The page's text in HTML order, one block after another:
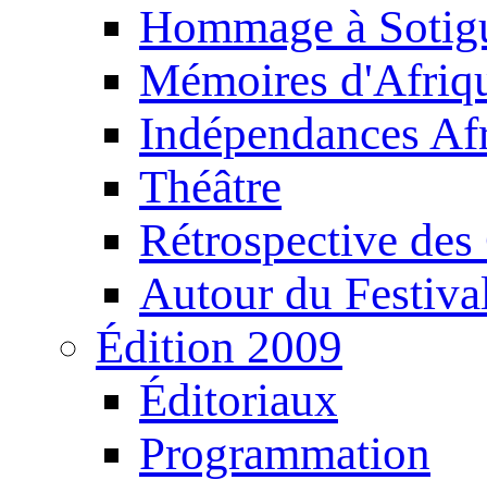
Hommage à
Mémoires
Indépendances
Théâtre
Rétrospective
Autour du
Édition 2009
Éditoriaux
Programmation